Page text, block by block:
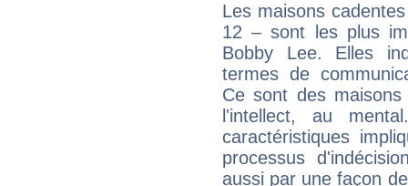
Les maisons
12 – sont les plus
Bobby Lee. Elles
termes de
Ce sont des
l'intellect, au
caractéristiques
processus
aussi par une façon